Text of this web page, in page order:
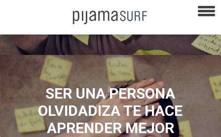
SER UNA PERSONA
OLVIDADIZA TE HACE
APRENDER MEJOR